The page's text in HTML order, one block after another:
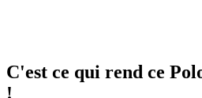
C'est ce qui rend ce
!